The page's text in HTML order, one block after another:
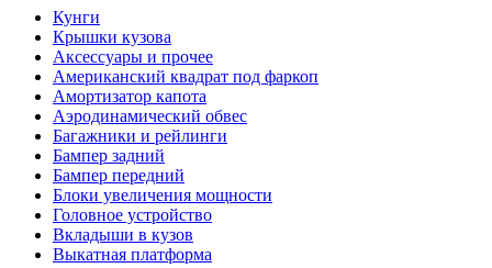
Кунги
Крышки кузова
Аксессуары и прочее
Американский квадрат под фаркоп
Амортизатор капота
Аэродинамический обвес
Багажники и рейлинги
Бампер задний
Бампер передний
Блоки увеличения мощности
Головное устройство
Вкладыши в кузов
Выкатная платформа